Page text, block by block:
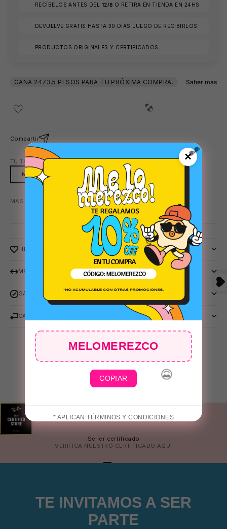
RECÍBELOS ANTES DEL 12/8 O RETIRA EN TIENDA EN 24HS
DEVUELVE GRATIS HASTA 30 DÍAS LUEGO DE RECIBIRLOS
PRODUCTOS ORIGINALES Y CERTIFICADOS
Compartir
TU TALLA: M
M
MAS COLORES DISPONIBLES:VERDE
+INFO
MEDIDAS
GARANTIA RAY-BAN
CAMBIOS Y DEVOLUCIONES
×
MELOMEREZCO
COPIAR
* APLICAN TÉRMINOS Y CONDICIONES
Seller certificado
VERIFICA NUESTRO CERTIFICADO AQUÍ
TE INVITAMOS A SER
PARTE
🕶️
👙
😎
😎